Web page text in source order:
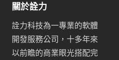
關於詮力
詮力科技為一專業的軟體
開發服務公司，十多年來
以前瞻的商業眼光搭配完